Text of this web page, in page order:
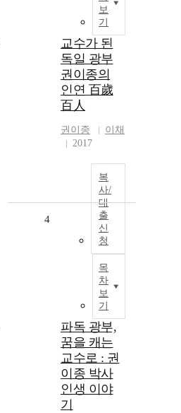
보
기
교수가 된
독일 광부
권이종의
인연 百歲
百人
권이종
이채
2017
복
사/
대
출
신
청
목
차
보
기
4
파독 광부,
꿈을 캐는
교수로 : 권
이종 박사
인생 이야
기